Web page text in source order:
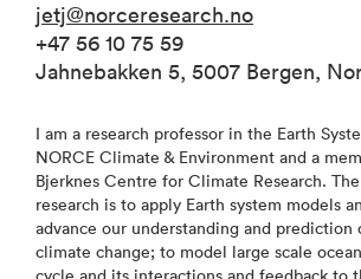
jetj@norceresearch.no
+47 56 10 75 59
Jahnebakken 5, 5007 Bergen,
I am a research professor in the Earth
NORCE Climate & Environment and a
Bjerknes Centre for Climate Research.
research is to apply Earth system models
advance our understanding and prediction
climate change; to model large scale